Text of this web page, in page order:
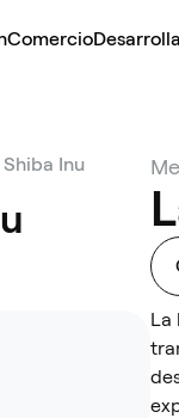
Comercio
Shiba Inu
La